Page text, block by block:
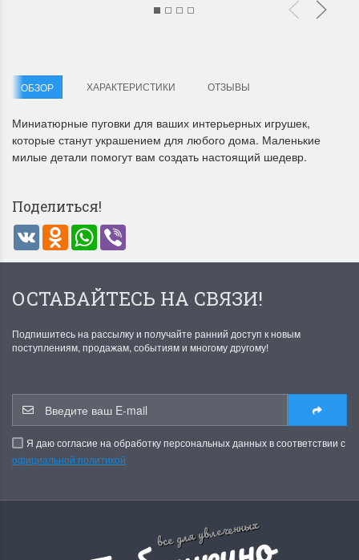
Летние Скидки
Чудетство...
ПОДРОБНЕЕ
Анастасия Туманова
Раритеты Дим.
Спешите купить...
ПОДРОБНЕЕ
ОБЗОР ХАРАКТЕРИСТИКИ ОТЗЫВЫ
Миниатюрные пуговки для ваших интерьерных игрушек,
которые станут украшением для любого дома. Маленькие
милые детали помогут вам создать настоящий шедевр.
Поделиться!
VK Odnoklassniki
WhatsApp
ОСТАВАЙТЕСЬ НА СВЯЗИ!
Подпишитесь на рассылку и получайте ранний доступ к новым
поступлениям, продажам, событиям и многому другому!
Я даю согласие на обработку персональных данных в соответствии с
официальной политикой
все для увлеченных